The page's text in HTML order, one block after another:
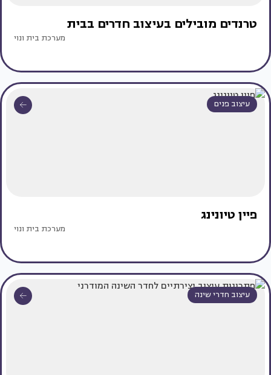
טרנדים מובילים בעיצוב חדרים בבית
מערכת בית ונוי
עיצוב פנים
פיין טיונינג
מערכת בית ונוי
עיצוב חדרי שינה